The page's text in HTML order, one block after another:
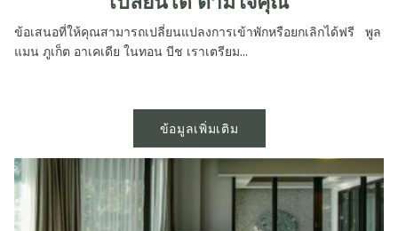
ข้อเสนอที่ให้คุณสามารถเปลี่ยนแปลงการเข้าพักหรือยกเลิกได้ฟรี พูล
แมน ภูเก็ต อาเคเดีย ในทอน บีช เราเตรียม...
ข้อมูลเพิ่มเติม